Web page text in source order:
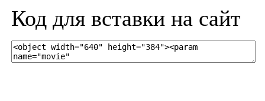
Код для вставки на сайт